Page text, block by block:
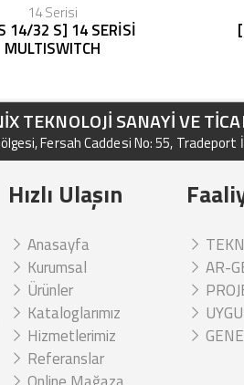
14 Serisi
14/32 S] 14 SERİSİ
MULTISWITCH
TEKNOLOJİ SANAYİ VE
Fersah Caddesi No: 55,
Hızlı Ulaşın
Anasayfa
Kurumsal
Ürünler
Kataloglarımız
Hizmetlerimiz
Referanslar
AR-